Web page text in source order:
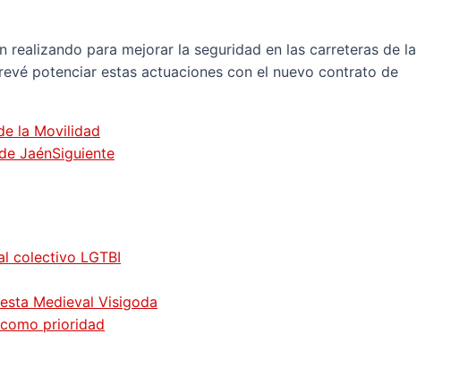
para mejorar la seguridad en las carreteras de la
potenciar estas actuaciones con el nuevo contrato de
la Movilidad
JaénSiguiente
colectivo LGTBI
Medieval Visigoda
prioridad